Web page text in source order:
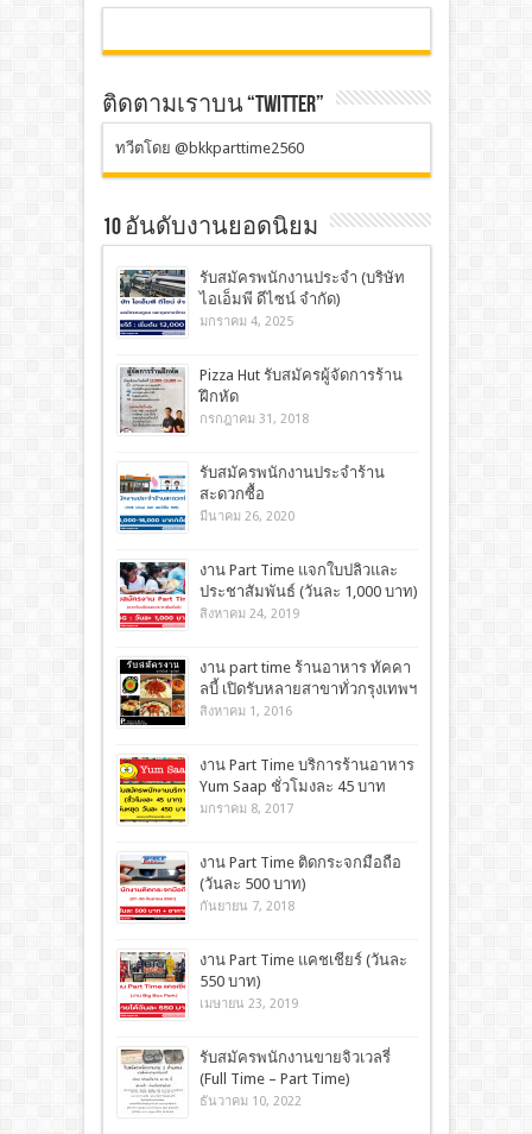
ติดตามเราบน “TWITTER”
ทวีตโดย @bkkparttime2560
10 อันดับงานยอดนิยม
รับสมัครพนักงานประจำ (บริษัท
ไอเอ็มพี ดีไซน์ จำกัด)
มกราคม 4, 2025
Pizza Hut รับสมัครผู้จัดการร้าน
ฝึกหัด
กรกฎาคม 31, 2018
รับสมัครพนักงานประจำร้าน
สะดวกซื้อ
มีนาคม 26, 2020
งาน Part Time แจกใบปลิวและ
ประชาสัมพันธ์ (วันละ 1,000 บาท)
สิงหาคม 24, 2019
งาน part time ร้านอาหาร ทัคคา
ลบี้ เปิดรับหลายสาขาทั่วกรุงเทพฯ
สิงหาคม 1, 2016
งาน Part Time บริการร้านอาหาร
Yum Saap ชั่วโมงละ 45 บาท
มกราคม 8, 2017
งาน Part Time ติดกระจกมือถือ
(วันละ 500 บาท)
กันยายน 7, 2018
งาน Part Time แคชเชียร์ (วันละ
550 บาท)
เมษายน 23, 2019
รับสมัครพนักงานขายจิวเวลรี่
(Full Time – Part Time)
ธันวาคม 10, 2022